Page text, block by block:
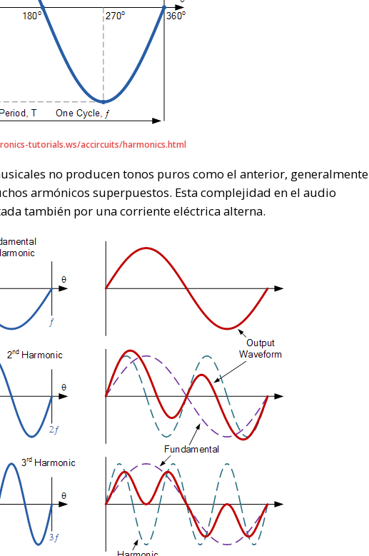
tutorials.ws/accircuits/harmonics.html
no producen tonos puros como el anterior, generalmente
armónicos superpuestos. Esta complejidad en el audio
también por una corriente eléctrica alterna.